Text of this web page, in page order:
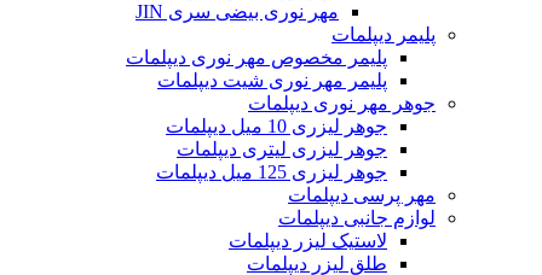
مهر نوری بیضی سری JIN
پلیمر دیپلمات
پلیمر مخصوص مهر نوری دیپلمات
پلیمر مهر نوری شیت دیپلمات
جوهر مهر نوری دیپلمات
جوهر لیزری 10 میل دیپلمات
جوهر لیزری لیتری دیپلمات
جوهر لیزری 125 میل دیپلمات
مهر پرسی دیپلمات
لوازم جانبی دیپلمات
لاستیک لیزر دیپلمات
طلق لیزر دیپلمات